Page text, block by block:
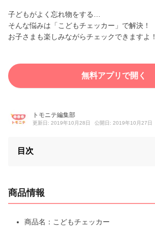
e
子どもがよく忘れ物をする…
そんな悩みは「こどもチェッカー」で解決！
お子さまも楽しみながらチェックできますよ！
無料アプリで開く
トモニテ編集部
更新日: 2019年10月28日 公開日: 2019年10月27日
目次
商品情報
商品名：こどもチェッカー